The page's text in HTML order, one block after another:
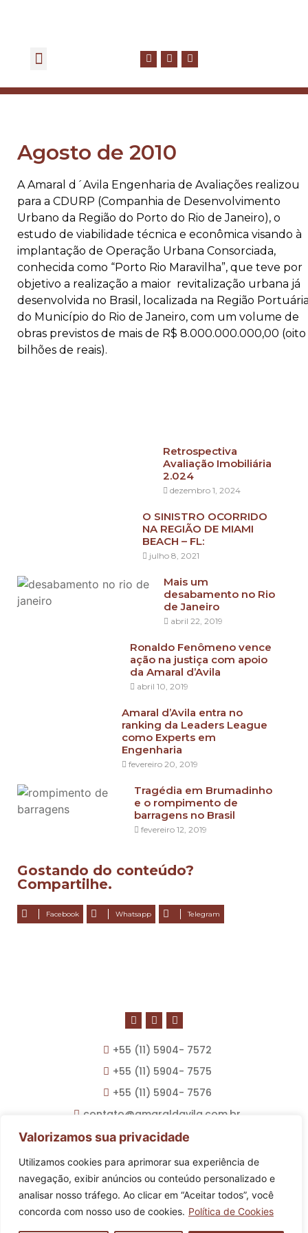
Valorizamos sua privacidade
Utilizamos cookies para aprimorar sua experiência de
navegação, exibir anúncios ou conteúdo personalizado e
analisar nosso tráfego. Ao clicar em “Aceitar todos”, você
concorda com nosso uso de cookies. Política de Cookies
Agosto de 2010
A Amaral d´Avila Engenharia de Avaliações realizou
para a CDURP (Companhia de Desenvolvimento
Urbano da Região do Porto do Rio de Janeiro), o
estudo de viabilidade técnica e econômica visando à
implantação de Operação Urbana Consorciada,
conhecida como “Porto Rio Maravilha”, que teve por
objetivo a realização a maior revitalização urbana já
desenvolvida no Brasil, localizada na Região
do Município do Rio de Janeiro, com um volume de
obras previstos de mais de R$ 8.000.000.000,00 (oito
bilhões de reais).
Retrospectiva
Avaliação Imobiliária
2.024
dezembro 1, 2024
O SINISTRO OCORRIDO
NA REGIÃO DE MIAMI
BEACH – FL:
julho 8, 2021
Mais um
desabamento no Rio
de Janeiro
abril 22, 2019
Ronaldo Fenômeno vence
ação na justiça com apoio
da Amaral d’Avila
abril 10, 2019
Amaral d’Avila entra no
ranking da Leaders League
como Experts em
Engenharia
fevereiro 20, 2019
Tragédia em Brumadinho
e o rompimento de
barragens no Brasil
fevereiro 12, 2019
Gostando do conteúdo?
Compartilhe.
Facebook Whatsapp Telegram
+55 (11) 5904- 7572
+55 (11) 5904- 7575
+55 (11) 5904- 7576
contato@amaraldavila.com.br
Política de privacidade
Termos de uso
© Amaral d’Avila 2023. Todos os direitos reservados